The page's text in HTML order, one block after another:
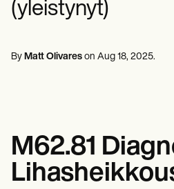
Mielenterveyden ammattilaiset
Sosiaalityöntekijät
Psykologit
Resurssioppaat
Vertailu
Sovellusoppaat
Insurance claims
Speech therapists
Life coaches
Massage therapists
(yleistynyt)
By Matt Olivares on Aug 18, 2025.
M62.81